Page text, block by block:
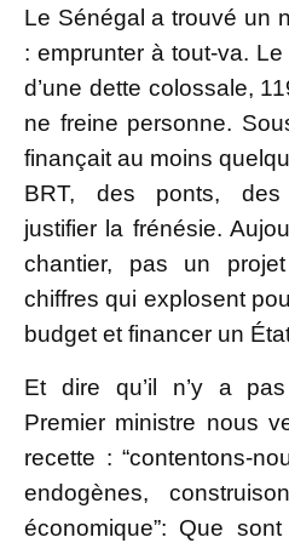
Le Sénégal a trouvé un
: emprunter à tout-va.
d’une dette colossale,
ne freine personne.
finançait au moins
BRT, des ponts, des
justifier la frénésie.
chantier, pas un
chiffres qui explosent
budget et financer un
Et dire qu’il n’y a
Premier ministre nous
recette : “contentons-
endogènes,
économique”: Que